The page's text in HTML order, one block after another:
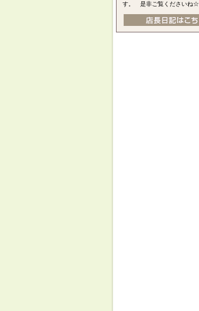
す。 是非ご覧くださいね☆